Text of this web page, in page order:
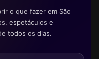
o que fazer em São
espetáculos e
todos os dias.